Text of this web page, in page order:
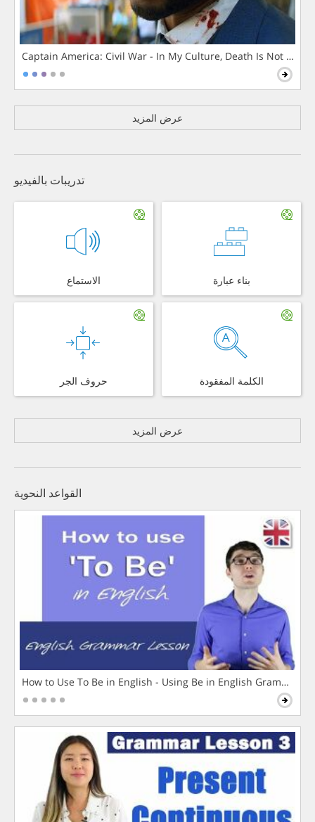
Captain America: Civil War - In My Culture, Death Is Not The
عرض المزيد
تدريبات بالفيديو
الاستماع بناء عبارة
حروف الجر الكلمة المفقودة
عرض المزيد
القواعد النحوية
How to Use To Be in English - Using Be in English Grammar